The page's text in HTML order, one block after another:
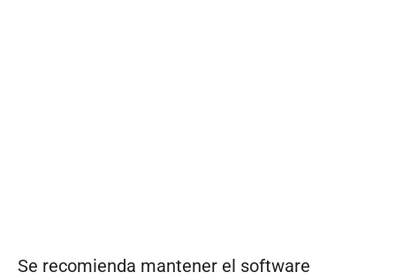
Se recomienda mantener el software